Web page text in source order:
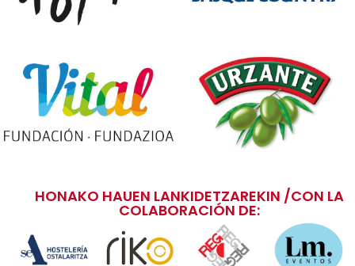
HONAKO HAUEN LANKIDETZAREKIN /CON LA
COLABORACIÓN DE: